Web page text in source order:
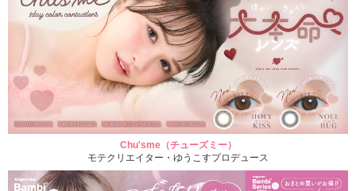
Chu'sme（チューズミー）
モテクリエイター・ゆうこすプロデュース